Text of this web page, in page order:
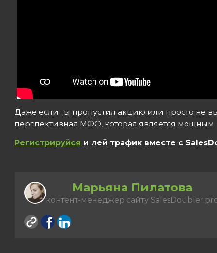
Даже если ты пропустил акцию или просто не
перспективная МФО, которая является
Регистрируйся и лей трафик вместе с
Марьяна Пилатова
контент-менеджер сайту